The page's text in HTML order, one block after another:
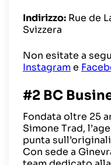
Indirizzo: Rue de
Svizzera
Non esitate a
Instagrame
#2 BC
Fondata oltre 25
Simone Trad,
punta
Con sede a